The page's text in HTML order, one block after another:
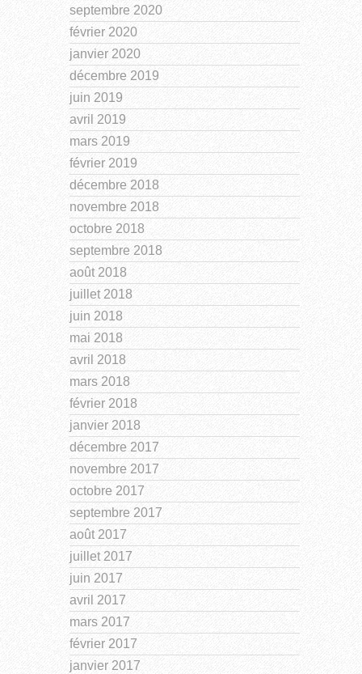
septembre 2020
février 2020
janvier 2020
décembre 2019
juin 2019
avril 2019
mars 2019
février 2019
décembre 2018
novembre 2018
octobre 2018
septembre 2018
août 2018
juillet 2018
juin 2018
mai 2018
avril 2018
mars 2018
février 2018
janvier 2018
décembre 2017
novembre 2017
octobre 2017
septembre 2017
août 2017
juillet 2017
juin 2017
avril 2017
mars 2017
février 2017
janvier 2017